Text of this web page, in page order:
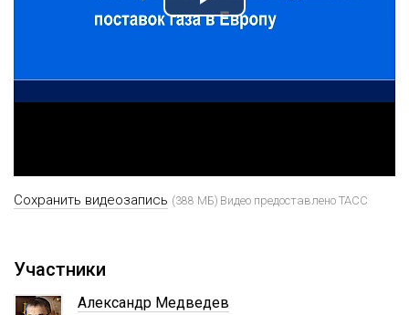
Play
Сохранить видеозапись (388 МБ) Видео предоставлено ТАСС
Участники
Александр Медведев